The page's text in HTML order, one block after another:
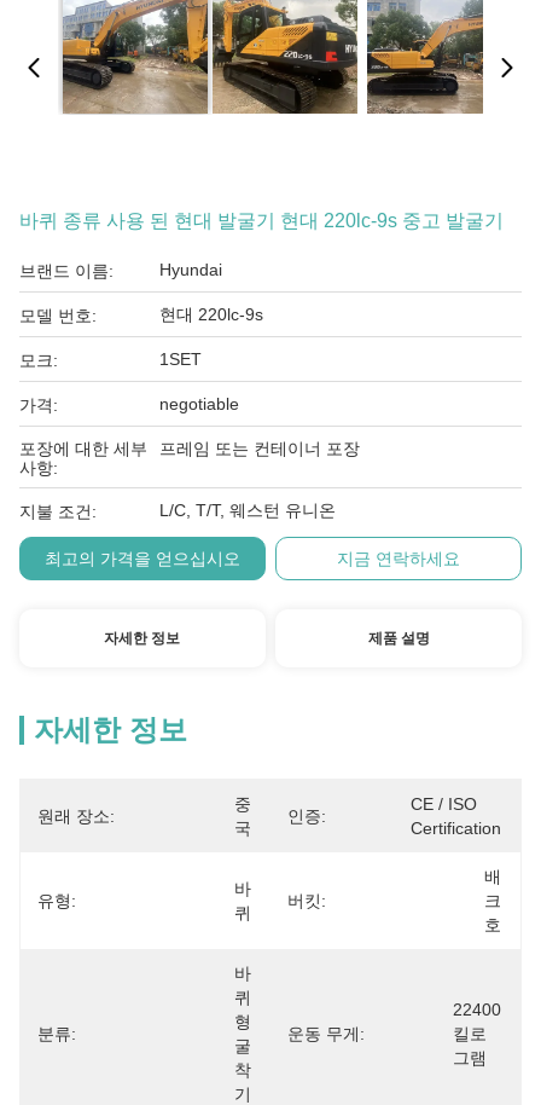
바퀴 종류 사용 된 현대 발굴기 현대 220lc-9s 중고 발굴기
브랜드 이름: Hyundai
모델 번호: 현대 220lc-9s
모크: 1SET
가격: negotiable
포장에 대한 세부
사항:
프레임 또는 컨테이너 포장
지불 조건: L/C, T/T, 웨스턴 유니온
최고의 가격을 얻으십시오 지금 연락하세요
자세한 정보 제품 설명
자세한 정보
원래 장소:
중
국
인증:
CE / ISO
Certification
유형:
바
퀴
버킷:
배
크
호
분류:
바
퀴
형
굴
착
기
운동 무게:
22400
킬로
그램